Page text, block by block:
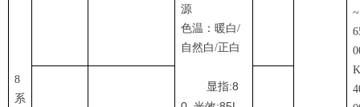
8
系
源
色温：暖白/
自然白/正白
显指:8
~
K